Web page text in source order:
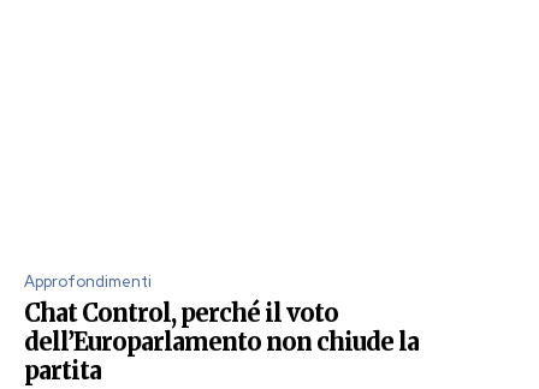
Approfondimenti
Chat Control, perché il voto
dell’Europarlamento non chiude la
partita